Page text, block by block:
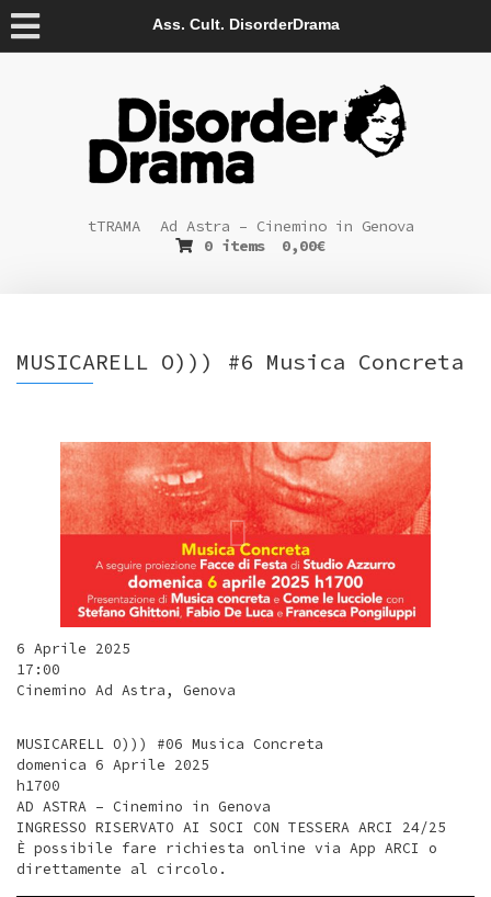
Ass. Cult. DisorderDrama
tTRAMA
Ad Astra – Cinemino in Genova
0 items
0,00€
MUSICARELL O))) #6 Musica Concreta
6 Aprile 2025
17:00
Cinemino Ad Astra, Genova
MUSICARELL O))) #06 Musica Concreta
domenica 6 Aprile 2025
h1700
AD ASTRA – Cinemino in Genova
INGRESSO RISERVATO AI SOCI CON TESSERA ARCI 24/25
È possibile fare richiesta online via App ARCI o
direttamente al circolo.